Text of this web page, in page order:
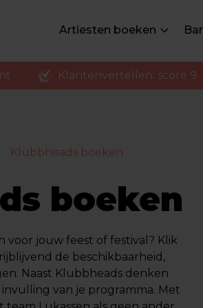
Artiesten boeken
Klantenvertellen: score 9
Klubbheads boeken
boeken
jouw feest of festival? Klik
de beschikbaarheid,
Naast Klubbheads denken
van je programma. Met